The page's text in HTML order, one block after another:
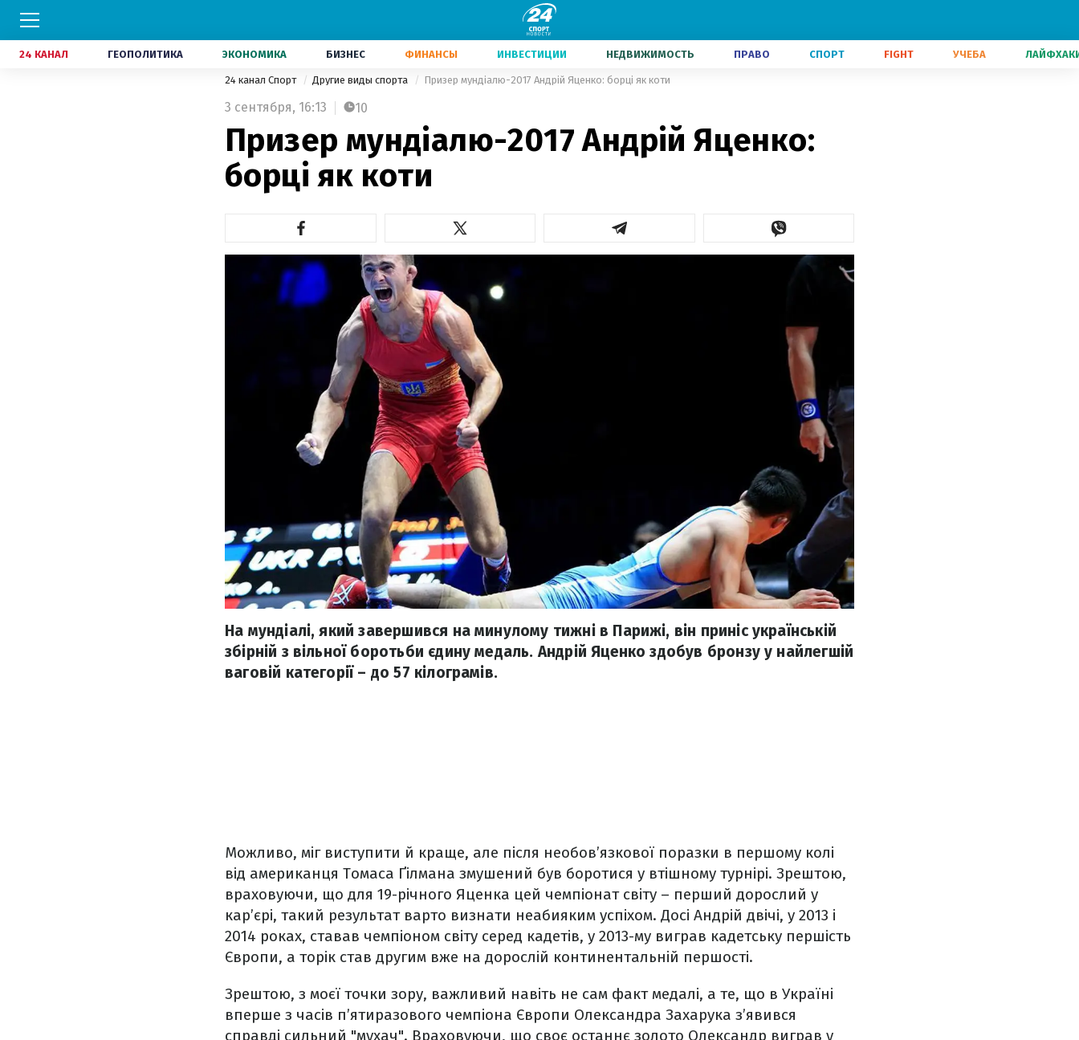
24 КАНАЛ ГЕОПОЛИТИКА ЭКОНОМИКА БИЗНЕС ФИНАНСЫ ИНВЕСТИЦИИ НЕДВИЖИМОСТЬ ПРАВО СПОРТ FIGHT УЧЕБА
24 канал Спорт Другие виды спорта Призер мундіалю-2017 Андрій Яценко: борці як коти
3 сентября, 16:13 10
Призер мундіалю-2017 Андрій Яценко:
борці як коти
На мундіалі, який завершився на минулому тижні в Парижі, він приніс українській
збірній з вільної боротьби єдину медаль. Андрій Яценко здобув бронзу у найлегшій
ваговій категорії – до 57 кілограмів.
Можливо, міг виступити й краще, але після необов’язкової поразки в першому колі
від американця Томаса Ґілмана змушений був боротися у втішному турнірі. Зрештою,
враховуючи, що для 19-річного Яценка цей чемпіонат світу – перший дорослий у
кар’єрі, такий результат варто визнати неабияким успіхом. Досі Андрій двічі, у 2013 і
2014 роках, ставав чемпіоном світу серед кадетів, у 2013-му виграв кадетську першість
Європи, а торік став другим вже на дорослій континентальній першості.
Зрештою, з моєї точки зору, важливий навіть не сам факт медалі, а те, що в Україні
вперше з часів п’ятиразового чемпіона Європи Олександра Захарука з’явився
справді сильний "мухач". Враховуючи, що своє останнє золото Олександр виграв у